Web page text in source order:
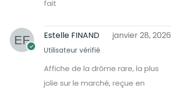
fait
Estelle FINAND
Utilisateur vérifié
janvier 28, 2026
Affiche de la drôme rare, la plus
jolie sur le marché, reçue en